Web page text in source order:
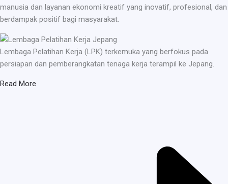
manusia dan layanan ekonomi kreatif yang inovatif, profesional, dan
berdampak positif bagi masyarakat.
Lembaga Pelatihan Kerja (LPK) terkemuka yang berfokus pada
persiapan dan pemberangkatan tenaga kerja terampil ke Jepang.
Read More